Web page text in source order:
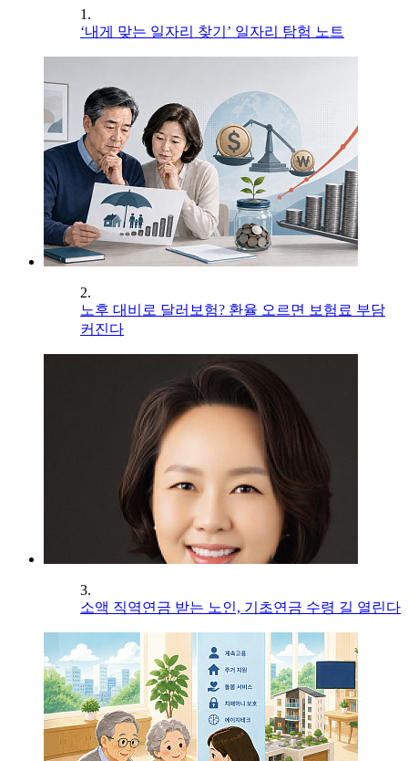
1.
‘내게 맞는 일자리 찾기’ 일자리 탐험 노트
2.
노후 대비로 달러보험? 환율 오르면 보험료 부담
커진다
3.
소액 직역연금 받는 노인, 기초연금 수령 길 열린다